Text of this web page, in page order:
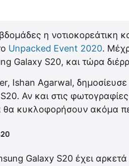
η νοτιοκορεάτικη
Unpacked Event 2020.
Galaxy S20, και τώρα
Ishan Agarwal, δημοσίευσε
S20. Αν και στις
κυκλοφορήσουν ακόμα
Galaxy S20 έχει